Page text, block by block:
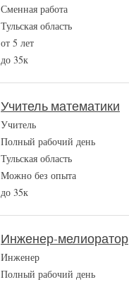
Сменная работа
Тульская область
от 5 лет
до 35к
Учитель математики
Учитель
Полный рабочий день
Тульская область
Можно без опыта
до 35к
Инженер-мелиоратор
Инженер
Полный рабочий день